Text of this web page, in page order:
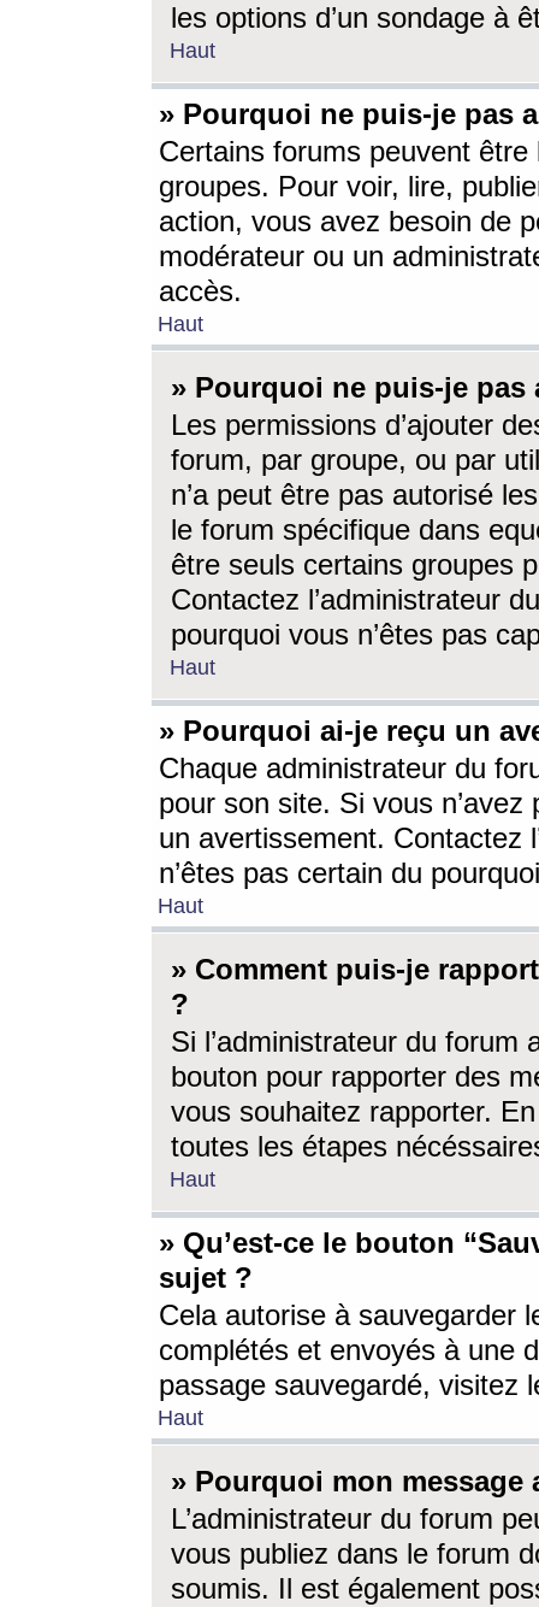
les options d’un sondage à
Haut
» Pourquoi ne puis-je pas
Certains forums peuvent être
groupes. Pour voir, lire,
action, vous avez besoin de
modérateur ou un
accès.
Haut
» Pourquoi ne puis-je
Les permissions d’ajouter
forum, par groupe, ou par
n’a peut être pas autorisé
le forum spécifique dans
être seuls certains groupes
Contactez l’administrateur
pourquoi vous n’êtes pas
Haut
» Pourquoi ai-je reçu un
Chaque administrateur du
pour son site. Si vous
un avertissement. Contactez
n’êtes pas certain du
Haut
» Comment puis-je
?
Si l’administrateur du forum
bouton pour rapporter des
vous souhaitez rapporter.
toutes les étapes
Haut
» Qu’est-ce le bouton
sujet ?
Cela autorise à sauvegarder
complétés et envoyés à une
passage sauvegardé, visitez
Haut
» Pourquoi mon message
L’administrateur du forum
vous publiez dans le forum
soumis. Il est également